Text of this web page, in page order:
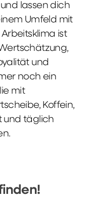
lassen dich
Umfeld mit
ist
und
noch ein
mit
Koffein,
und täglich